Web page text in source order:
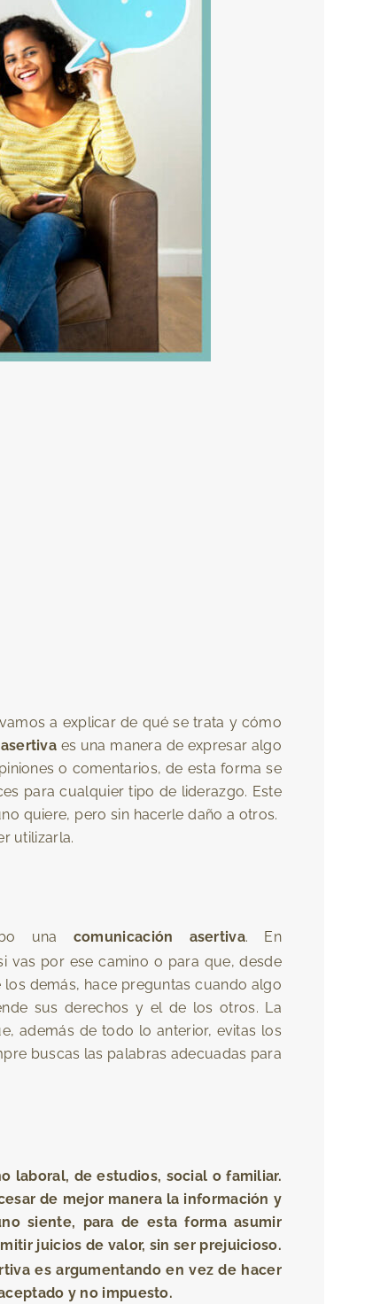
a explicar de qué se trata y cómo
es una manera de expresar algo
o comentarios, de esta forma se
para cualquier tipo de liderazgo. Este
quiere, pero sin hacerle daño a otros.
utilizarla.
una comunicación asertiva. En
vas por ese camino o para que, desde
demás, hace preguntas cuando algo
sus derechos y el de los otros. La
además de todo lo anterior, evitas los
buscas las palabras adecuadas para
laboral, de estudios, social o familiar.
de mejor manera la información y
siente, para de esta forma asumir
juicios de valor, sin ser prejuicioso.
es argumentando en vez de hacer
y no impuesto.